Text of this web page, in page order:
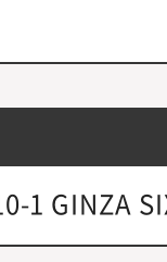
1 GINZA